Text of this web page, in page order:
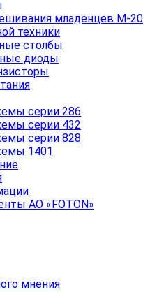
младенцев М-20
техники
столбы
диоды
серии 286
серии 432
серии 828
1401
АО «FOTON»
мнения